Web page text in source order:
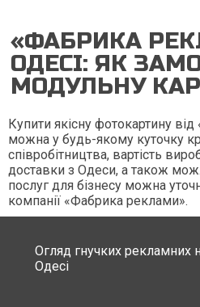
«ФАБРИКА
ОДЕСІ: ЯК
МОДУЛЬНУ
Купити якісну фотокартину
можна у будь-якому куточку
співробітництва, вартість
доставки з Одеси, а також
послуг для бізнесу можна
компанії «Фабрика реклами».
Огляд гнучких рекламних
Одесі